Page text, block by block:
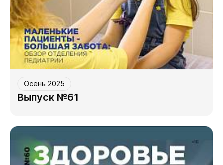
Осень 2025
Выпуск №61